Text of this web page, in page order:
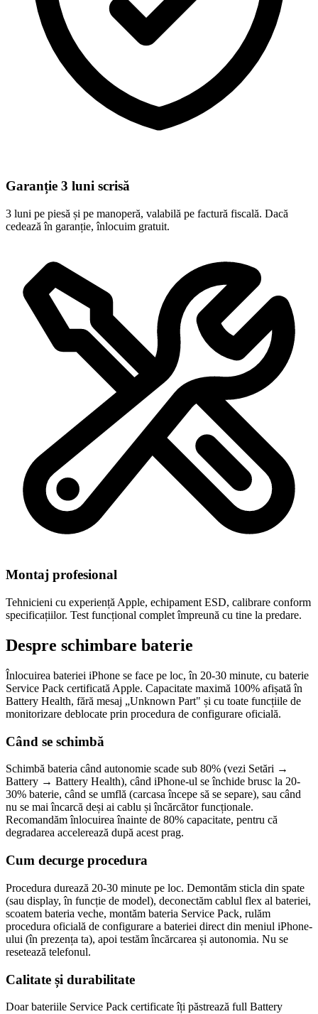
Garanție 3 luni scrisă
3 luni pe piesă și pe manoperă, valabilă pe factură fiscală. Dacă
cedează în garanție, înlocuim gratuit.
Montaj profesional
Tehnicieni cu experiență Apple, echipament ESD, calibrare conform
specificațiilor. Test funcțional complet împreună cu tine la predare.
Despre schimbare baterie
Înlocuirea bateriei iPhone se face pe loc, în 20-30 minute, cu baterie
Service Pack certificată Apple. Capacitate maximă 100% afișată în
Battery Health, fără mesaj „Unknown Part" și cu toate funcțiile de
monitorizare deblocate prin procedura de configurare oficială.
Când se schimbă
Schimbă bateria când autonomie scade sub 80% (vezi Setări →
Battery → Battery Health), când iPhone-ul se închide brusc la 20-
30% baterie, când se umflă (carcasa începe să se separe), sau când
nu se mai încarcă deși ai cablu și încărcător funcționale.
Recomandăm înlocuirea înainte de 80% capacitate, pentru că
degradarea accelerează după acest prag.
Cum decurge procedura
Procedura durează 20-30 minute pe loc. Demontăm sticla din spate
(sau display, în funcție de model), deconectăm cablul flex al bateriei,
scoatem bateria veche, montăm bateria Service Pack, rulăm
procedura oficială de configurare a bateriei direct din meniul iPhone-
ului (în prezența ta), apoi testăm încărcarea și autonomia. Nu se
resetează telefonul.
Calitate și durabilitate
Doar bateriile Service Pack certificate îți păstrează full Battery